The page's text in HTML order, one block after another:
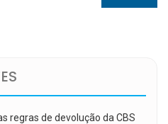
post:
regras de devolução da CBS